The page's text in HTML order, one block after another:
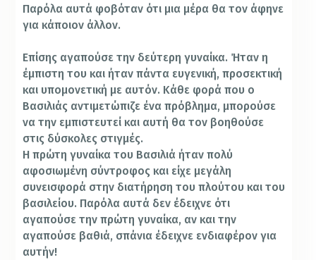
Παρόλα αυτά φοβόταν ότι μια μέρα θα τον άφηνε
για κάποιον άλλον.
Επίσης αγαπούσε την δεύτερη γυναίκα. Ήταν η
έμπιστη του και ήταν πάντα ευγενική, προσεκτική
και υπομονετική με αυτόν. Κάθε φορά που ο
Βασιλιάς αντιμετώπιζε ένα πρόβλημα, μπορούσε
να την εμπιστευτεί και αυτή θα τον βοηθούσε
στις δύσκολες στιγμές.
Η πρώτη γυναίκα του Βασιλιά ήταν πολύ
αφοσιωμένη σύντροφος και είχε μεγάλη
συνεισφορά στην διατήρηση του πλούτου και του
βασιλείου. Παρόλα αυτά δεν έδειχνε ότι
αγαπούσε την πρώτη γυναίκα, αν και την
αγαπούσε βαθιά, σπάνια έδειχνε ενδιαφέρον για
αυτήν!